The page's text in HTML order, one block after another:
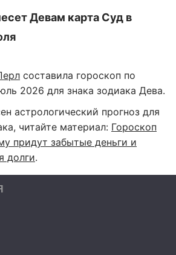
Девам карта Суд в
составила гороскоп по
2026 для знака зодиака Дева.
астрологический прогноз для
читайте материал: Гороскоп
придут забытые деньги и
долги.